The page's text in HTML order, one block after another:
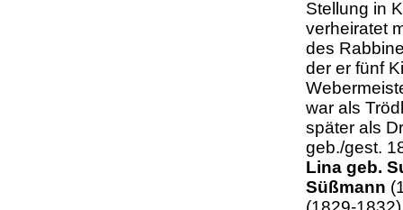
Stellung in
verheiratet
des
der er fünf
war als
später als
geb./gest.
Lina geb.
Süßmann